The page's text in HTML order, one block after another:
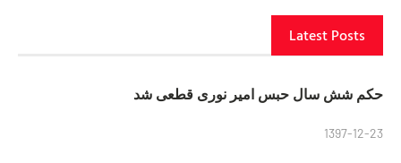
Latest Posts
حکم شش سال حبس امیر نوری قطعی شد
1397-12-23